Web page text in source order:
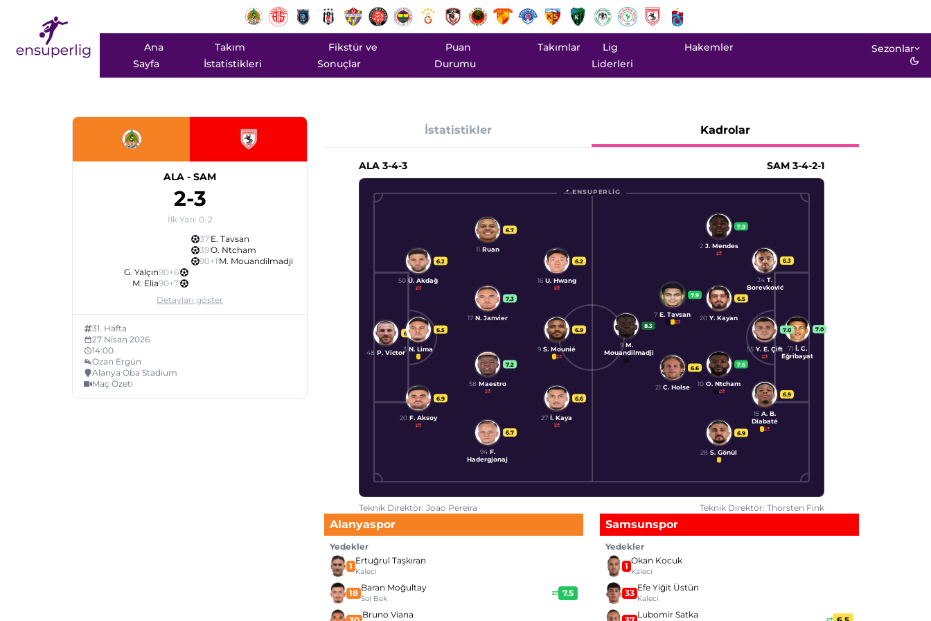
Ana
Sayfa
Takım
İstatistikleri
Fikstür ve
Sonuçlar
Puan
Durumu
Takımlar
Lig
Liderleri
Hakemler Sezonlar
ALA - SAM
2-3
İlk Yarı: 0-2
37'E. Tavsan
39'O. Ntcham
90+1'M. Mouandilmadji
G. Yalçın90+6'
M. Elia90+7'
Detayları göster
31. Hafta
27 Nisan 2026
14:00
Ozan Ergün
Alanya Oba Stadium
Maç Özeti
İstatistikler Kadrolar
ALA 3-4-3 SAM 3-4-2-1
ENSUPERLIG
6.3
48 P. Victor
6.9
20 F. Aksoy
6.5
3 N. Lima
6.2
50 Ü. Akdağ
6.7
94 F.
Hadergjonaj
7.2
58 Maestro
7.3
17 N. Janvier
6.7
11 Ruan
6.6
27 İ. Kaya
6.9
9 S. Mounié
6.2
16 U. Hwang
7.0
71 İ. C.
Eğribayat
6.3
24 T.
Borevković
7.0
55 Y. E. Çift
6.9
15 A. B.
Diabaté
7.9
2 J. Mendes
6.5
20 Y. Kayan
7.6
10 O. Ntcham
6.9
28 S. Gönül
7.9
7 E. Tavsan
6.6
21 C. Holse
8.3
9 M.
Mouandilmadji
Teknik Direktör: Joao Pereira Teknik Direktör: Thorsten Fink
Alanyaspor
Yedekler
1 Ertuğrul Taşkıran
Kaleci
18 Baran Moğultay
Sol Bek
7.5
Bruno Viana
Samsunspor
Yedekler
1 Okan Kocuk
Kaleci
33 Efe Yiğit Üstün
Kaleci
Lubomir Satka